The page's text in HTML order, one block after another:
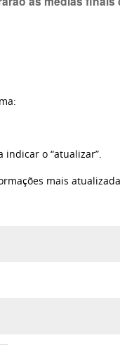
o “atualizar”.
mais